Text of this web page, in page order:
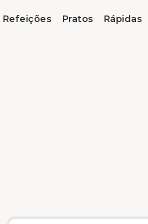
Refeições Pratos Rápidas